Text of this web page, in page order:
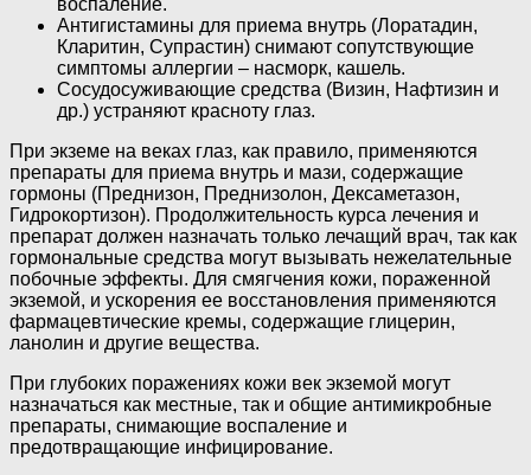
Антигистамины для приема внутрь (Лоратадин,
Кларитин, Супрастин) снимают сопутствующие
симптомы аллергии – насморк, кашель.
Сосудосуживающие средства (Визин, Нафтизин и
др.) устраняют красноту глаз.
При экземе на веках глаз, как правило, применяются
препараты для приема внутрь и мази, содержащие
гормоны (Преднизон, Преднизолон, Дексаметазон,
Гидрокортизон). Продолжительность курса лечения и
препарат должен назначать только лечащий врач, так как
гормональные средства могут вызывать нежелательные
побочные эффекты. Для смягчения кожи, пораженной
экземой, и ускорения ее восстановления применяются
фармацевтические кремы, содержащие глицерин,
ланолин и другие вещества.
При глубоких поражениях кожи век экземой могут
назначаться как местные, так и общие антимикробные
препараты, снимающие воспаление и
предотвращающие инфицирование.